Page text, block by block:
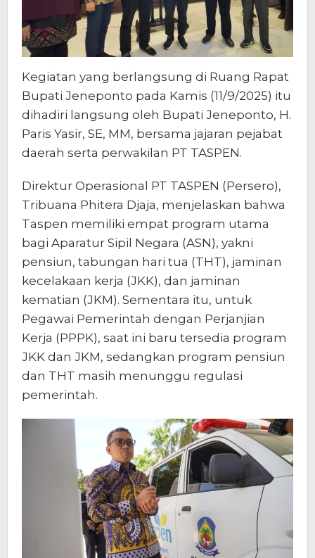
Kegiatan yang berlangsung di Ruang Rapat
Bupati Jeneponto pada Kamis (11/9/2025) itu
dihadiri langsung oleh Bupati Jeneponto, H.
Paris Yasir, SE, MM, bersama jajaran pejabat
daerah serta perwakilan PT TASPEN.
Direktur Operasional PT TASPEN (Persero),
Tribuana Phitera Djaja, menjelaskan bahwa
Taspen memiliki empat program utama
bagi Aparatur Sipil Negara (ASN), yakni
pensiun, tabungan hari tua (THT), jaminan
kecelakaan kerja (JKK), dan jaminan
kematian (JKM). Sementara itu, untuk
Pegawai Pemerintah dengan Perjanjian
Kerja (PPPK), saat ini baru tersedia program
JKK dan JKM, sedangkan program pensiun
dan THT masih menunggu regulasi
pemerintah.